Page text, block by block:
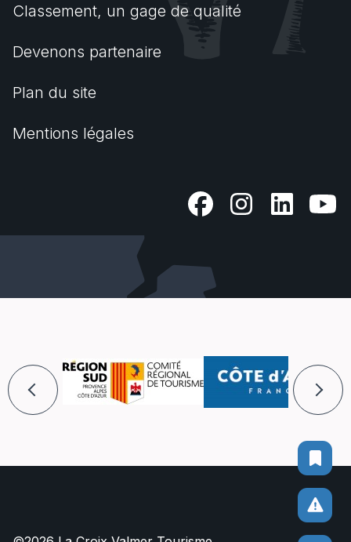
Classement, un gage de qualité
Devenons partenaire
Plan du site
Mentions légales